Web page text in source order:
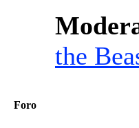
the
Foro